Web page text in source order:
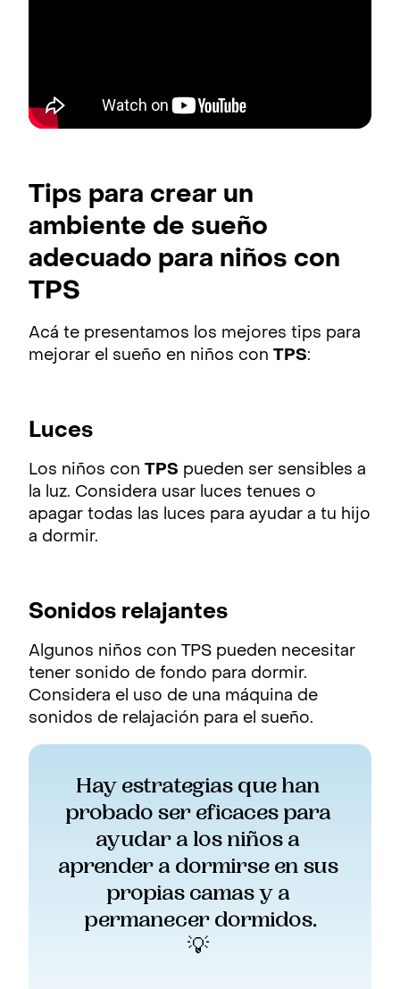
Tips para crear un
ambiente de sueño
adecuado para niños con
TPS
Acá te presentamos los mejores tips para
mejorar el sueño en niños con TPS:
Luces
Los niños con TPS pueden ser sensibles a
la luz. Considera usar luces tenues o
apagar todas las luces para ayudar a tu hijo
a dormir.
Sonidos relajantes
Algunos niños con TPS pueden necesitar
tener sonido de fondo para dormir.
Considera el uso de una máquina de
sonidos de relajación para el sueño.
Hay estrategias que han
probado ser eficaces para
ayudar a los niños a
aprender a dormirse en sus
propias camas y a
permanecer dormidos.
💡